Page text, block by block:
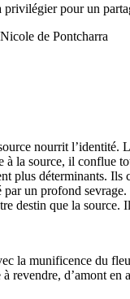
pour un
nourrit
la source, il conflue
plus déterminants.
un profond
destin que la
la munificence du
revendre, d’amont en